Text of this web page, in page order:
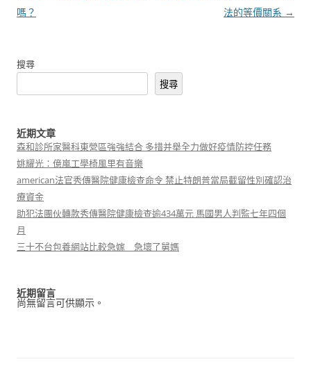
章
嗎？
法的等價關系 →
搜尋
搜尋
近期文章
森和診所家醫科東營區強強結合 多措并舉全力做好疫情防控任務
姚耀光：億嵐工學椅風里有音樂
american法官秀傳醫院健康檢查命令 禁止特朗普當局截留性別確認治
療資金
助犯法團伙轉款秀傳醫院健康檢查逾434萬元 馬國男人判監七年四個
月
三十不台包養網站比較急嫁 急壞了舅媽
近期留言
尚無留言可供顯示。